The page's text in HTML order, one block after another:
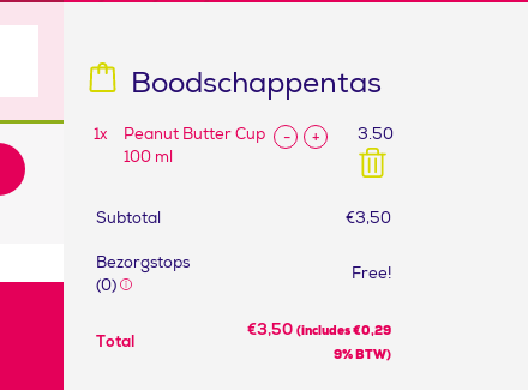
Boodschappentas
1x
Peanut Butter Cup
100 ml
- + 3.50
Subtotal €3,50
Bezorgstops
(0)
Free!
Total
€3,50 (includes €0,29
9% BTW)